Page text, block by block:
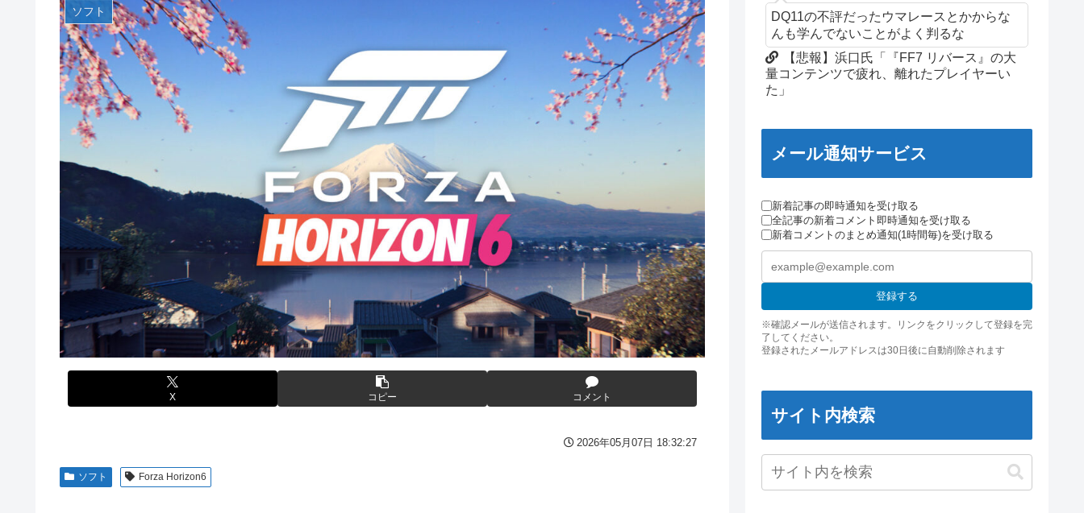
やる夫「催眠アプリを手に入れたんだけど……これ必要だった？」 第29話
【動画】手術中に熊本地震直撃やばすぎる
江別大学生暴行ﾀﾋ″主犯格″の川口侑斗被告に「無期懲役」の判決→当時17歳少年に「懲役30年」の判決
ジャンポケ斎藤と代理人のやりとり、「地獄すぎて完全にコントになってる……」と衝撃を受ける人が続出中
シャウエッセン公式、またこういうのでいい丼をポスト
もしも日本全土がRPG化したらを考えるスレ
【艦これ】E3-4のラスダンは航空優勢は取るの？取らないの？
【悲報】元ジャンポケ斉藤の被害女性「事件で知名度を上げてバウムクーヘン売ったりTikTokライブしてて悔しさと怒りを感
じた」
白戸ゆめのアナ セクシーニットのノースリーブ巨乳！！【GIF動画あり】
【ウマ娘】海外トレによるライトハローさんとの最高の夜
【画像】70年代の漫画、あまりにも時代を先取りしすぎていたｗｗｗｗ
【動画】地震発生時の熊本総合病院の手術室の様子が(((ﾟДﾟ)))
【艦これ】これがラ級ちゃんの水着modeか・・・！
【朗報】ワンピースのミホークとビスタさん、遥かにミホークの方が格上だったｗｗｗ
【ウマ娘】セイちゃんの攻撃力を見よ！！！
亡き叔母の遺書「実は17年前に従兄弟と赤ちゃんを交換した」全員で家族会議を開いた結果、拍子抜けするほど〇〇な展開を
迎えて婚約者呆然←家族の絆が深すぎて修羅場にならんかった
【艦これ】けーかいじん 他
日本代表DF冨安健洋の英プレミア・クリスタルパレス加入が正式決定 鎌田大地とチームメイトに
日向坂OGの最新ランジェリー、もうエグいだろ・・・(画像どーん)
【画像】山ガールさん、山でラーメンを食べたらおじさんに怒られるｗｗｗ
富士登山ツアー中に64歳男性死亡 8合目付近で意識失う
【GIF動画】宮城の可愛すぎるチアさん、甲子園で発見される
秋田県職員さん、会見をバスローブ＆喫煙スタイルで対応してしまい大炎上ｗ
【衝撃】ジャンポケ斉藤の被害女性「バウムクーヘン売ったりTikTokライブしててムカついたから示談しなかった」←コレっ
てさ…
海外「全部日本の真似だったのか…」 日本の普通のテレビ番組が最新SNSの数十年先を行っていたと話題に
【悲報】ロシア、じわじわと逝き始める
【動画】ロシア軍のドローンをネット発射装置で撃墜するウクライナ。
首相官邸、高市首相の熊本訪問の感動BGM付きムービーを投稿「全部が全部ありがたかったです」
ソフト
X コピー コメント
2026年05月07日 18:32:27
ソフト Forza Horizon6
DQ11の不評だったウマレースとかからな
んも学んでないことがよく判るな
【悲報】浜口氏「『FF7 リバース』の大
量コンテンツで疲れ、離れたプレイヤーい
た」
メール通知サービス
新着記事の即時通知を受け取る
全記事の新着コメント即時通知を受け取る
新着コメントのまとめ通知(1時間毎)を受け取る
登録する
※確認メールが送信されます。リンクをクリックして登録を完
了してください。
登録されたメールアドレスは30日後に自動削除されます
サイト内検索